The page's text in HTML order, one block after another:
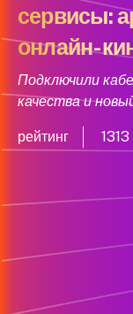
сервисы:
онлайн-
Подключили
качества и
рейтинг 1313